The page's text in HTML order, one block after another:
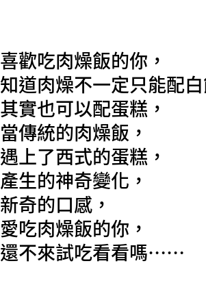
喜歡吃肉燥飯的你，
知道肉燥不一定只能配
其實也可以配蛋糕，
當傳統的肉燥飯，
遇上了西式的蛋糕，
產生的神奇變化，
新奇的口感，
愛吃肉燥飯的你，
還不來試吃看看嗎……